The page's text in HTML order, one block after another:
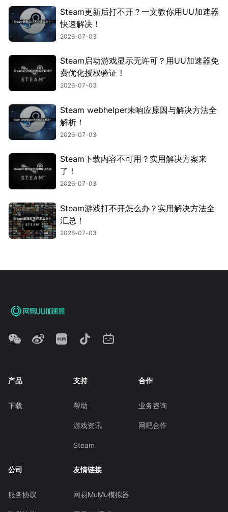
Steam更新后打不开？一文教你用UU加速器
快速解决！
2026-07-03
Steam启动游戏显示无许可？用UU加速器免
费优化授权验证！
2026-07-03
Steam webhelper未响应原因与解决方法全
解析！
2026-07-03
Steam下载内容不可用？实用解决方案来
了！
2026-07-03
Steam游戏打不开怎么办？实用解决方法全
汇总！
2026-07-03
产品
下载
支持
帮助
游戏资讯
Steam
合作
业务咨询
网吧合作
公司
服务协议
友情链接
网易MuMu模拟器